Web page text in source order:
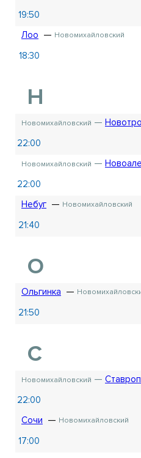
19:50
Новомихайловский
Лоо
18:30
Н
Новомихайловский
22:00
Новомихайловский
22:00
Новомихайловский
Небуг
21:40
О
Ольгинка
21:50
С
Новомихайловский
22:00
Новомихайловский
Сочи
17:00